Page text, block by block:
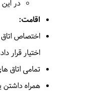
در
اقامت:
اختصاص اتاق
اختیار قرار
تمامی اتاق
همراه